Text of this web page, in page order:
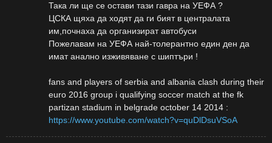
Така ли ще се остави тази гавра на УЕФА ?
ЦСКА щяха да ходят да ги бият в централата
им,почнаха да организират автобуси
Пожелавам на УЕФА най-толерантно един ден да
имат анално изживяване с шиптъри !
fans and players of serbia and albania clash during their
euro 2016 group i qualifying soccer match at the fk
partizan stadium in belgrade october 14 2014 :
https://www.youtube.com/watch?v=quDlDsuVSoA